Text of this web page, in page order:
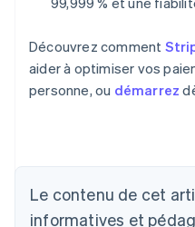
Découvrez comment
aider à optimiser vos
personne, ou démarrez
Le contenu de cet
informatives et
DeutschEnglish